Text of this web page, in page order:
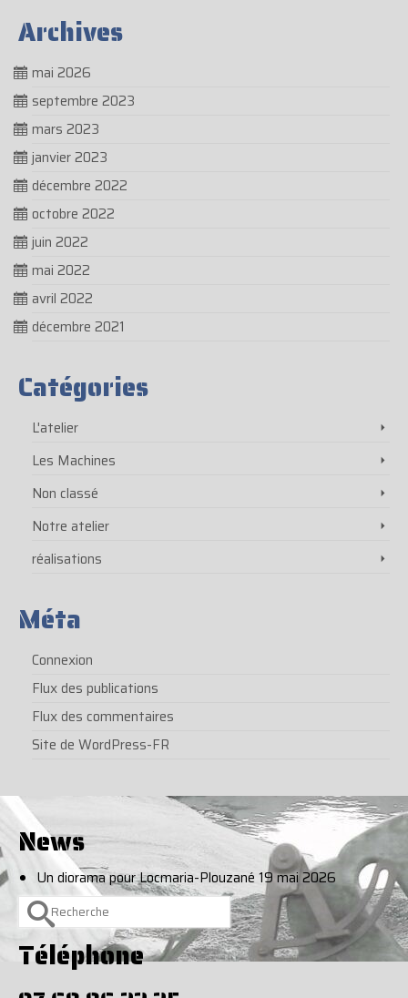
Archives
mai 2026
septembre 2023
mars 2023
janvier 2023
décembre 2022
octobre 2022
juin 2022
mai 2022
avril 2022
décembre 2021
Catégories
L'atelier
Les Machines
Non classé
Notre atelier
réalisations
Méta
Connexion
Flux des publications
Flux des commentaires
Site de WordPress-FR
News
Un diorama pour Locmaria-Plouzané 19 mai 2026
Rechercher :
Téléphone